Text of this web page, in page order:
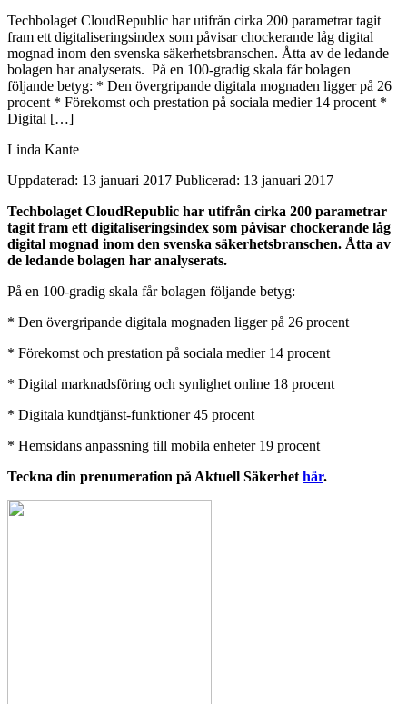
Techbolaget CloudRepublic har utifrån cirka 200 parametrar tagit
fram ett digitaliseringsindex som påvisar chockerande låg digital
mognad inom den svenska säkerhetsbranschen. Åtta av de ledande
bolagen har analyserats. På en 100-gradig skala får bolagen
följande betyg: * Den övergripande digitala mognaden ligger på 26
procent * Förekomst och prestation på sociala medier 14 procent *
Digital […]
Linda Kante
Uppdaterad: 13 januari 2017 Publicerad: 13 januari 2017
Techbolaget CloudRepublic har utifrån cirka 200 parametrar
tagit fram ett digitaliseringsindex som påvisar chockerande låg
digital mognad inom den svenska säkerhetsbranschen. Åtta av
de ledande bolagen har analyserats.
På en 100-gradig skala får bolagen följande betyg:
* Den övergripande digitala mognaden ligger på 26 procent
* Förekomst och prestation på sociala medier 14 procent
* Digital marknadsföring och synlighet online 18 procent
* Digitala kundtjänst-funktioner 45 procent
* Hemsidans anpassning till mobila enheter 19 procent
Teckna din prenumeration på Aktuell Säkerhet här.